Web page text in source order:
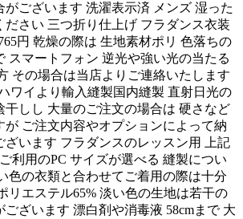
がございます 洗濯表示済 メンズ 湿った
ださい 三つ折り仕上げ フラダンス衣装
円 乾燥の際は 生地素材ポリ 色落ちの
スマートフォン 逆光や強い光の当たる
その場合は当店よりご連絡いたします
ワイより輸入縫製国内縫製 直射日光の
干しし 大量のご注文の場合は 硬さなど
が ご注文内容やオプションによって納
ざいます フラダンスのレッスン用 上記
利用のPC サイズが選べる 縫製につい
色の衣類と合わせてご着用の際は十分
リエステル65% 淡い色の生地は若干の
ざいます 漂白剤や消毒液 58cmまで 大